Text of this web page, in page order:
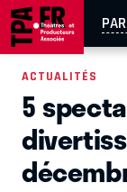
AIX-MARSEILLE
EN TOURNÉE
ACTUALITÉS
5